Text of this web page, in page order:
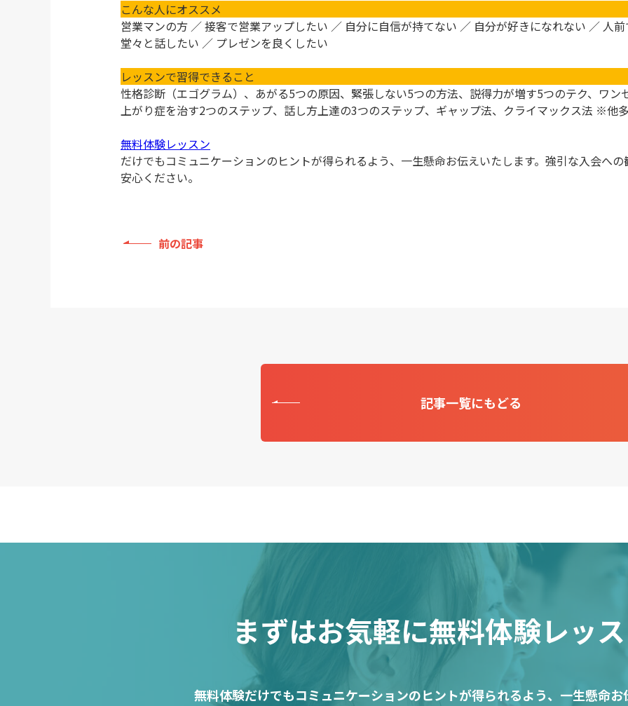
こんな人にオススメ
営業マンの方 ／ 接客で営業アップしたい ／ 自分に自信が持てない ／ 自分が好きになれない ／ 人
堂々と話したい ／ プレゼンを良くしたい
レッスンで習得できること
性格診断（エゴグラム）、あがる5つの原因、緊張しない5つの方法、説得力が増す5つのテク、ワ
上がり症を治す2つのステップ、話し方上達の3つのステップ、ギャップ法、クライマックス法 ※他
無料体験レッスン
だけでもコミュニケーションのヒントが得られるよう、一生懸命お伝えいたします。強引な入会へ
安心ください。
前の記事
記事一覧にもどる
まずはお気軽に無料体験レッ
無料体験だけでもコミュニケーションのヒントが得られるよう、一生懸命お